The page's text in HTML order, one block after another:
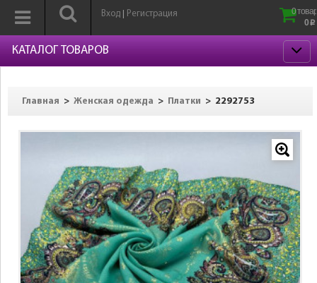
Вход Регистрация
0
0 p
КАТАЛОГ ТОВАРОВ
Главная > Женская одежда > Платки > 2292753